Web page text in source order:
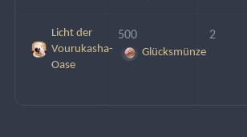
Licht der
Vourukasha-
Oase
500
Glücksmünze
2